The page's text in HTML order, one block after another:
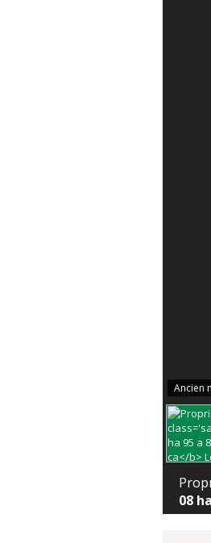
Ancien
08